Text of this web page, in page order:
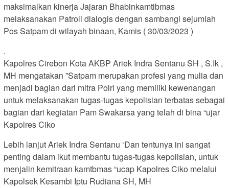
maksimalkan kinerja Jajaran Bhabinkamtibmas
melaksanakan Patroli dialogis dengan sambangi sejumlah
Pos Satpam di wilayah binaan, Kamis ( 30/03/2023 )
.
Kapolres Cirebon Kota AKBP Ariek Indra Sentanu SH , S.Ik ,
MH mengatakan ”Satpam merupakan profesi yang mulia dan
menjadi bagian dari mitra Polri yang memiliki kewenangan
untuk melaksanakan tugas-tugas kepolisian terbatas sebagai
bagian dari kegiatan Pam Swakarsa yang telah di bina “ujar
Kapolres Ciko
Lebih lanjut Ariek Indra Sentanu ‘Dan tentunya ini sangat
penting dalam ikut membantu tugas-tugas kepolisian, untuk
menjalin kemitraan kamtbmas “ucap Kapolres Ciko melalui
Kapolsek Kesambi Iptu Rudiana SH, MH